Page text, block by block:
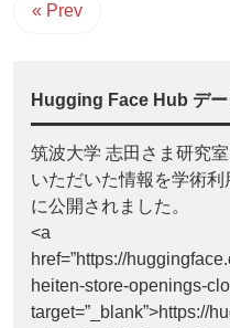
« Prev
Hugging Face Hub デー
筑波大学 志田さま研究
いただいた情報を学術
に公開されました。
<a
href=”https://
heiten-store-openings-
target=”_blank”>https://